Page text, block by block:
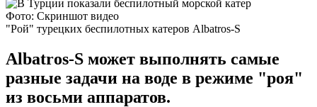
Фото: Скриншот видео
"Рой" турецких беспилотных катеров Albatros-S
Albatros-S может выполнять самые
разные задачи на воде в режиме "роя"
из восьми аппаратов.